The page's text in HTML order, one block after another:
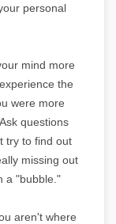
personal
mind more
the
were more
questions
try to find out
missing out
a "bubble."
aren't where